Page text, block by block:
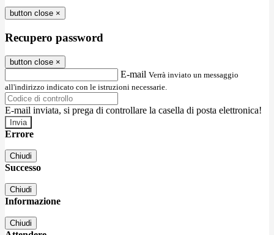
button close ×
Recupero password
button close ×
E-mail Verrà inviato un messaggio
all'indirizzo indicato con le istruzioni necessarie.
E-mail inviata, si prega di controllare la casella di posta elettronica!
Errore
Chiudi
Successo
Chiudi
Informazione
Chiudi